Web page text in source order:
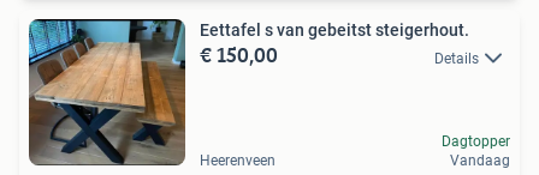
Eettafel s van gebeitst steigerhout.
€ 150,00 Details
Heerenveen
Dagtopper
Vandaag